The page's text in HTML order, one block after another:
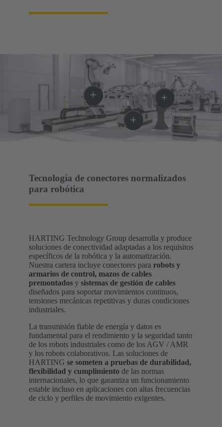
Tecnología de conectores normalizados
para robótica
HARTING Technology Group desarrolla y produce
soluciones de conectividad adaptadas a los requisitos
específicos de la robótica y la automatización.
Nuestra cartera incluye conectores para robots y
armarios de control, mazos de cables
premontados y sistemas de gestión de cables
diseñados para soportar movimientos continuos,
tensiones mecánicas repetitivas y duras condiciones
industriales.
La transmisión fiable de energía y datos es
fundamental para el rendimiento y la seguridad tanto
de los robots industriales como de los AGV / AMR
y los robots colaborativos. Las soluciones de
HARTING se someten a pruebas de durabilidad,
flexibilidad y cumplimiento de las normas
internacionales, lo que garantiza un funcionamiento
estable incluso en aplicaciones con altas frecuencias
de ciclo y perfiles de movimiento exigentes.